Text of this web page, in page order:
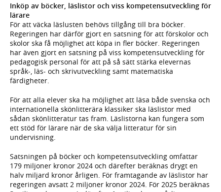
Inköp av böcker, läslistor och viss kompetensutveckling för
lärare
För att väcka läslusten behövs tillgång till bra böcker.
Regeringen har därför gjort en satsning för att förskolor och
skolor ska få möjlighet att köpa in fler böcker. Regeringen
har även gjort en satsning på viss kompetensutveckling för
pedagogisk personal för att på så sätt stärka elevernas
språk-, läs- och skrivutveckling samt matematiska
färdigheter.
För att alla elever ska ha möjlighet att läsa både svenska och
internationella skönlitterära klassiker ska läslistor med
sådan skönlitteratur tas fram. Läslistorna kan fungera som
ett stöd för lärare när de ska välja litteratur för sin
undervisning.
Satsningen på böcker och kompetensutveckling omfattar
179 miljoner kronor 2024 och därefter beräknas drygt en
halv miljard kronor årligen. För framtagande av läslistor har
regeringen avsatt 2 miljoner kronor 2024. För 2025 beräknas